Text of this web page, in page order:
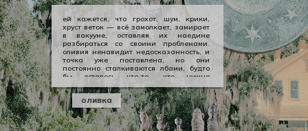
ей кажется, что грохот, шум, крики,
хруст веток — всё замолкает, замирает
в вакууме, оставляя их наедине
разбираться со своими проблемами.
оливия ненавидит недосказанность, и
точка уже поставлена, но они
постоянно сталкиваются лбами, будто
бы осталось что-то, что нужно
произнести вслух, выкричать, выскулить
болезненным визгом, чтобы не
тревожило никогда не заживающей
раной. но оливии нечего сказать
джеральду, а джеральду просто
плевать.
оливка